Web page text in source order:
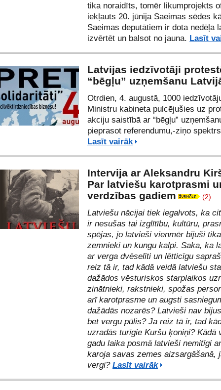
tika noraidīts, tomēr likumprojekts
iekļauts 20. jūnija Saeimas sēdes
Saeimas deputātiem ir dota nedēļa
izvērtēt un balsot no jauna. Lasīt
Latvijas iedzīvotāji
“bēgļu” uzņemšanu
Otrdien, 4. augustā, 1000
Ministru kabineta pulcējušies uz
akciju saistībā ar “bēgļu”
pieprasot referendumu,-ziņo
Lasīt vairāk
Intervija ar Aleksandru
Par latviešu karotprasmi
verdzības gadiem
(2)
Latviešu nācijai tiek iegalvots, ka
ir nesušas tai izglītību, kultūru,
spējas, jo latvieši vienmēr bijuši
zemnieki un kungu kalpi. Saka, ka
ar verga dvēselīti un lētticīgu
reiz tā ir, tad kādā veidā latviešu
dažādos vēsturiskos starplaikos
zinātnieki, rakstnieki, spožas
arī karotprasme un augsti
dažādās nozarēs? Latvieši nav
bet vergu pūlis? Ja reiz tā ir, tad
uzradās turīgie Kuršu ķoniņi? Kādā
gadu laika posmā latvieši nemitīgi
karoja savas zemes aizsargāšanā,
vergi? Lasīt vairāk